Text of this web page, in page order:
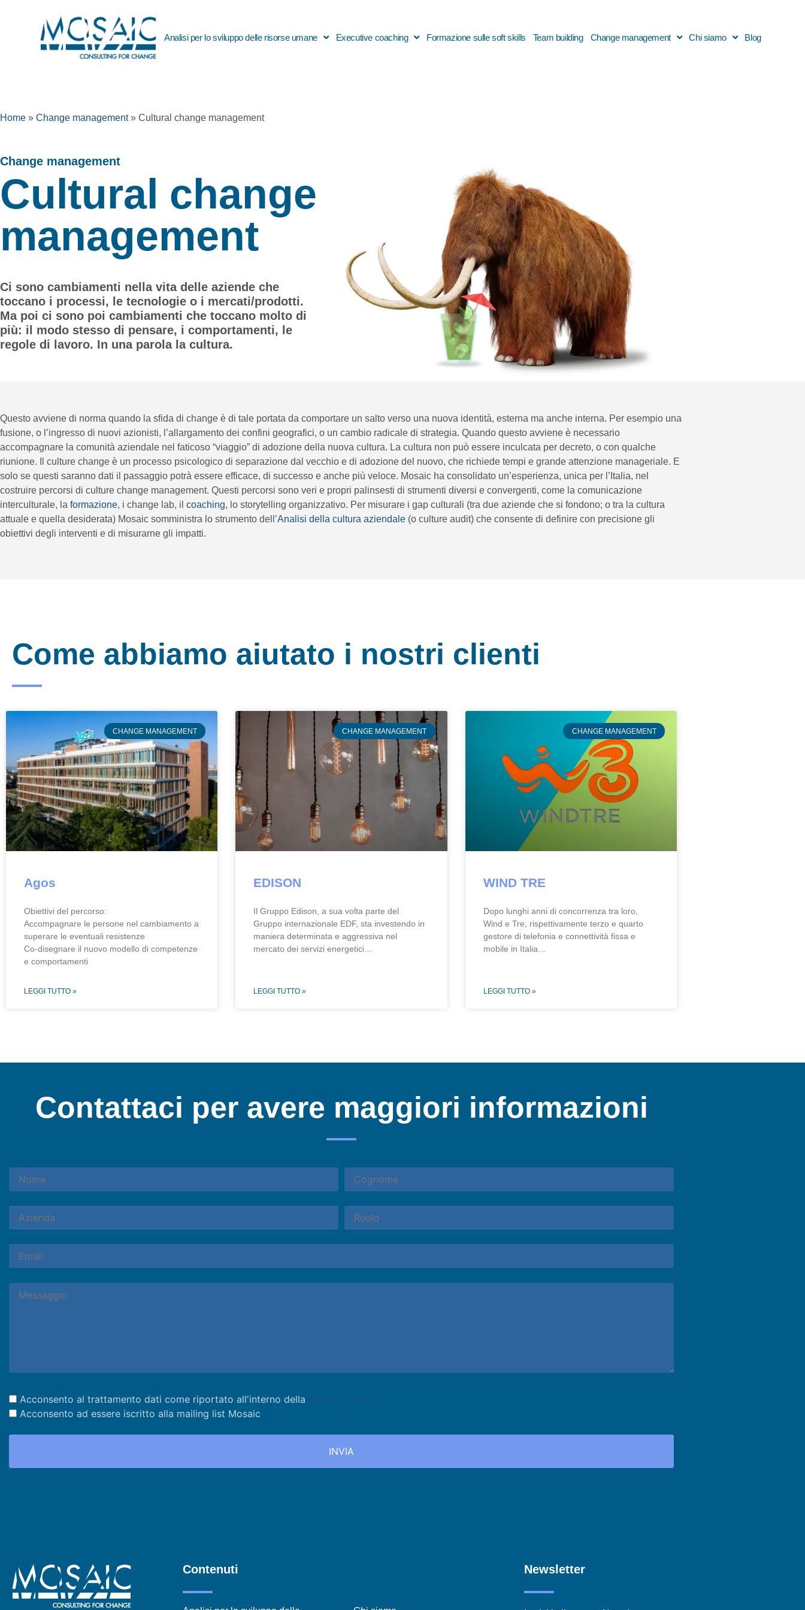
Analisi per lo sviluppo delle risorse umane Executive coaching Formazione sulle soft skills Team building Change management Chi siamo Blog
Home » Change management » Cultural change management
Change management​
Cultural change
management​
Ci sono cambiamenti nella vita delle aziende che
toccano i processi, le tecnologie o i mercati/prodotti.
Ma poi ci sono poi cambiamenti che toccano molto di
più: il modo stesso di pensare, i comportamenti, le
regole di lavoro. In una parola la cultura.
Questo avviene di norma quando la sfida di change è di tale portata da comportare un salto verso una nuova identità, esterna ma anche interna. Per esempio una
fusione, o l’ingresso di nuovi azionisti, l’allargamento dei confini geografici, o un cambio radicale di strategia. Quando questo avviene è necessario
accompagnare la comunità aziendale nel faticoso “viaggio” di adozione della nuova cultura. La cultura non può essere inculcata per decreto, o con qualche
riunione. Il culture change è un processo psicologico di separazione dal vecchio e di adozione del nuovo, che richiede tempi e grande attenzione manageriale. E
solo se questi saranno dati il passaggio potrà essere efficace, di successo e anche più veloce. Mosaic ha consolidato un’esperienza, unica per l’Italia, nel
costruire percorsi di culture change management. Questi percorsi sono veri e propri palinsesti di strumenti diversi e convergenti, come la comunicazione
interculturale, la formazione, i change lab, il coaching, lo storytelling organizzativo. Per misurare i gap culturali (tra due aziende che si fondono; o tra la cultura
attuale e quella desiderata) Mosaic somministra lo strumento dell’Analisi della cultura aziendale (o culture audit) che consente di definire con precisione gli
obiettivi degli interventi e di misurarne gli impatti.
Come abbiamo aiutato i nostri clienti
CHANGE MANAGEMENT
Agos
Obiettivi del percorso:
Accompagnare le persone nel cambiamento a
superare le eventuali resistenze
Co-disegnare il nuovo modello di competenze
e comportamenti
LEGGI TUTTO »
CHANGE MANAGEMENT
EDISON
Il Gruppo Edison, a sua volta parte del
Gruppo internazionale EDF, sta investendo in
maniera determinata e aggressiva nel
mercato dei servizi energetici…
LEGGI TUTTO »
CHANGE MANAGEMENT
WIND TRE
Dopo lunghi anni di concorrenza tra loro,
Wind e Tre, rispettivamente terzo e quarto
gestore di telefonia e connettività fissa e
mobile in Italia…
LEGGI TUTTO »
Contattaci per avere maggiori informazioni
Acconsento al trattamento dati come riportato all'interno della
Acconsento ad essere iscritto alla mailing list Mosaic
Contenuti Newsletter